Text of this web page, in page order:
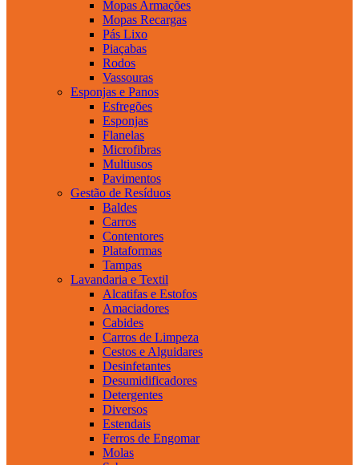
Mopas Armações
Mopas Recargas
Pás Lixo
Piaçabas
Rodos
Vassouras
Esponjas e Panos
Esfregões
Esponjas
Flanelas
Microfibras
Multiusos
Pavimentos
Gestão de Resíduos
Baldes
Carros
Contentores
Plataformas
Tampas
Lavandaria e Textil
Alcatifas e Estofos
Amaciadores
Cabides
Carros de Limpeza
Cestos e Alguidares
Desinfetantes
Desumidificadores
Detergentes
Diversos
Estendais
Ferros de Engomar
Molas